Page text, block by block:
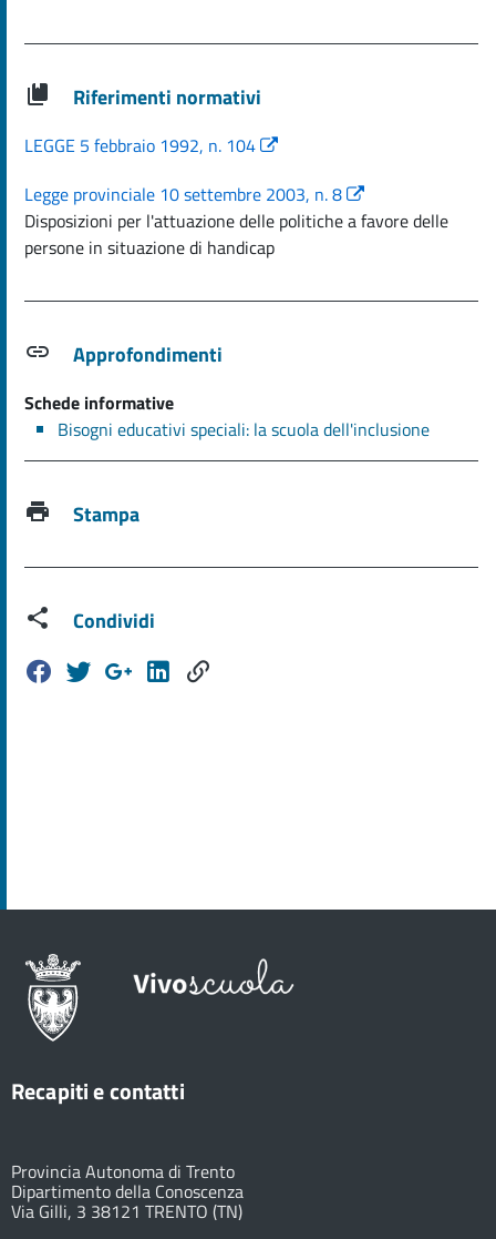
Riferimenti normativi
LEGGE 5 febbraio 1992, n. 104
Legge provinciale 10 settembre 2003, n. 8
Disposizioni per l'attuazione delle politiche a favore delle
persone in situazione di handicap
Approfondimenti
Schede informative
Bisogni educativi speciali: la scuola dell'inclusione
Stampa
Condividi
Recapiti e contatti
Provincia Autonoma di Trento
Dipartimento della Conoscenza
Via Gilli, 3 38121 TRENTO (TN)